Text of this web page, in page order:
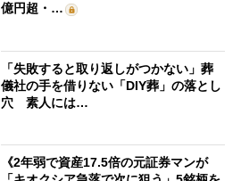
億円超・…
「失敗すると取り返しがつかない」葬
儀社の手を借りない「DIY葬」の落とし
穴 素人には…
《2年弱で資産17.5倍の元証券マンが